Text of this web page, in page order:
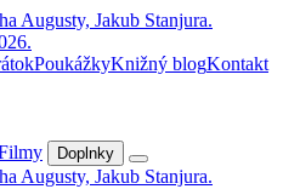
PoukážkyKnižný blogKontakt
Doplnky